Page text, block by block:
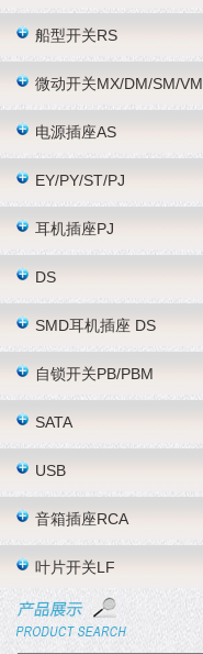
船型开关RS
微动开关MX/DM/SM/VM
电源插座AS
EY/PY/ST/PJ
耳机插座PJ
DS
SMD耳机插座 DS
自锁开关PB/PBM
SATA
USB
音箱插座RCA
叶片开关LF